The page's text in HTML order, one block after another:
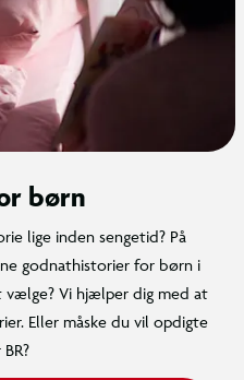
børn
lige inden sengetid? På
godnathistorier for børn i
Vi hjælper dig med at
Eller måske du vil opdigte